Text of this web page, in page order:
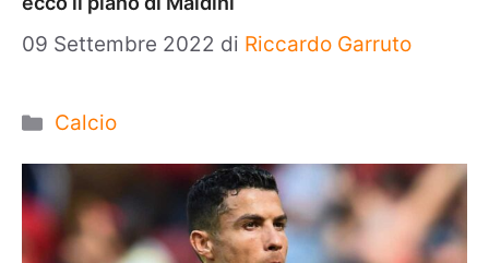
09 Settembre 2022 di Riccardo Garruto
Categorie
Calcio